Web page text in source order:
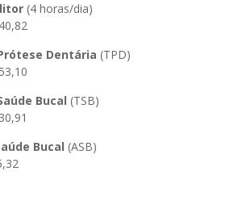
(4 horas/dia)
Dentária (TPD)
Bucal (TSB)
Bucal (ASB)